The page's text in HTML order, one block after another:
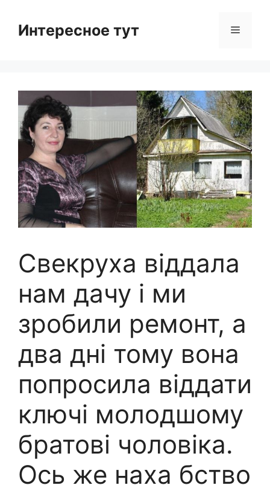
contentИнтересное тут Menu
Свекруха віддала
нам дачу і ми
зробили ремонт, а
два дні тому вона
попросила віддати
ключі молодшому
братові чоловіка.
Ось же наха бство